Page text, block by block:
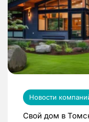
Новости
Свой дом в